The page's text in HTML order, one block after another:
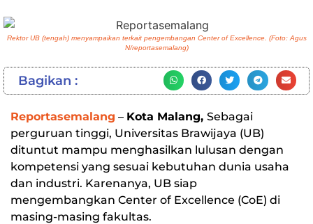
Rektor UB (tengah) menyampaikan terkait pengembangan Center of Excellence. (Foto: Agus
N/reportasemalang)
Bagikan :
Reportasemalang – Kota Malang, Sebagai
perguruan tinggi, Universitas Brawijaya (UB)
dituntut mampu menghasilkan lulusan dengan
kompetensi yang sesuai kebutuhan dunia usaha
dan industri. Karenanya, UB siap
mengembangkan Center of Excellence (CoE) di
masing-masing fakultas.